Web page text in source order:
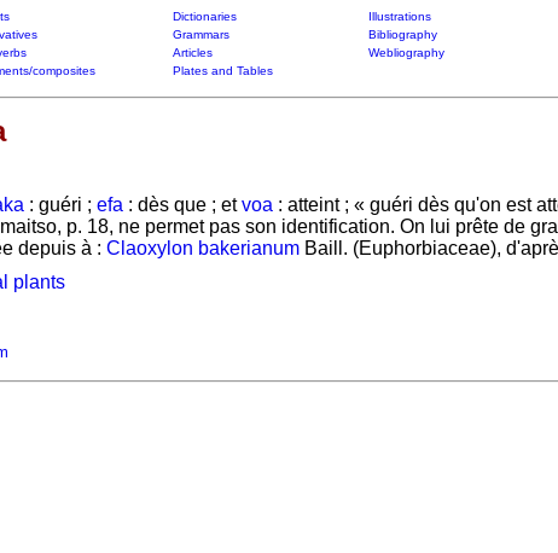
Dictionaries Illustrations
Grammars Bibliography
Articles Webliography
composites Plates and Tables
: guéri ; efa : dès que ; etvoa : atteint ; « guéri dès qu'on est
p. 18, ne permet pas son identification. On lui prête de
depuis à : Claoxylon bakerianumBaill. (Euphorbiaceae),
plants